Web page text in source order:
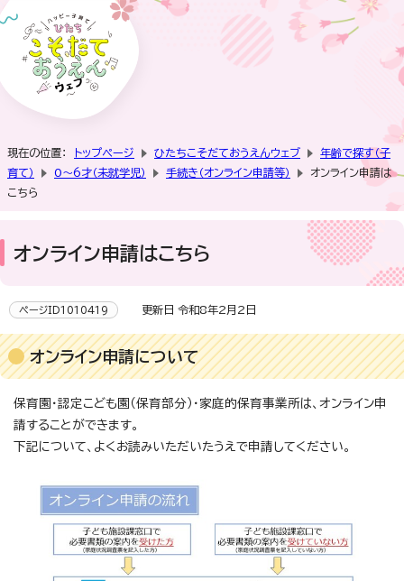
現在の位置： トップページ ひたちこそだておうえんウェブ
年齢で探す（子
育て）
0～6才（未就学児） 手続き（オンライン申請等）
オンライン申請は
こちら
オンライン申請はこちら
ページID1010419 更新日 令和8年2月2日
オンライン申請について
保育園・認定こども園（保育部分）・家庭的保育事業所は、オンライン申
請することができます。
下記について、よくお読みいただいたうえで申請してください。